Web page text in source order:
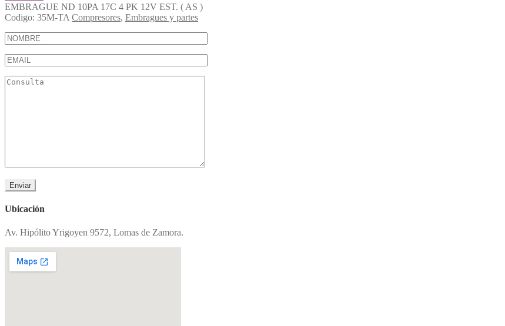
EMBRAGUE ND 10PA 17C 4 PK 12V EST. ( AS )
Codigo: 35M-TA Compresores, Embragues y partes
Ubicación
Av. Hipólito Yrigoyen 9572, Lomas de Zamora.